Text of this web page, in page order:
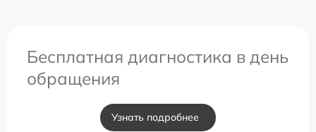
Бесплатная диагностика в день
обращения
Узнать подробнее